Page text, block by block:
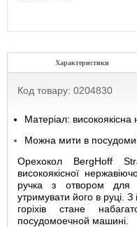
Характеристики
Код товару: 0204830
Матеріал:
Можна мити в
Орехокол BergHoff
високоякісної
ручка з отвором для
утримувати його в руці.
горіхів стане
посудомоечной машині.